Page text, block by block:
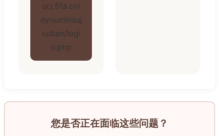
ucj.5fa.cn/
eyouminsuj
iudian/logi
n.php
您是否正在面临这些问题？